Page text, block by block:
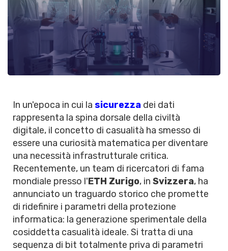
In un'epoca in cui la sicurezza dei dati
rappresenta la spina dorsale della civiltà
digitale, il concetto di casualità ha smesso di
essere una curiosità matematica per diventare
una necessità infrastrutturale critica.
Recentemente, un team di ricercatori di fama
mondiale presso l'ETH Zurigo, in Svizzera, ha
annunciato un traguardo storico che promette
di ridefinire i parametri della protezione
informatica: la generazione sperimentale della
cosiddetta casualità ideale. Si tratta di una
sequenza di bit totalmente priva di parametri